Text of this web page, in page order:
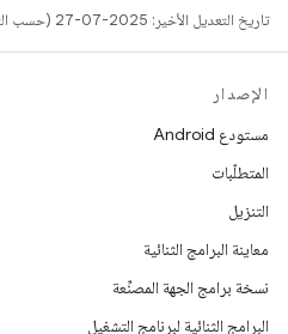
تاريخ التعديل الأخير: 2025-07-27 (حسب التوقيت العالمي المتفَّق عليه)
الإصدار
مستودع Android
المتطلّبات
التنزيل
معاينة البرامج الثنائية
نسخة برامج الجهة المصنِّعة
البرامج الثنائية لبرنامج التشغيل